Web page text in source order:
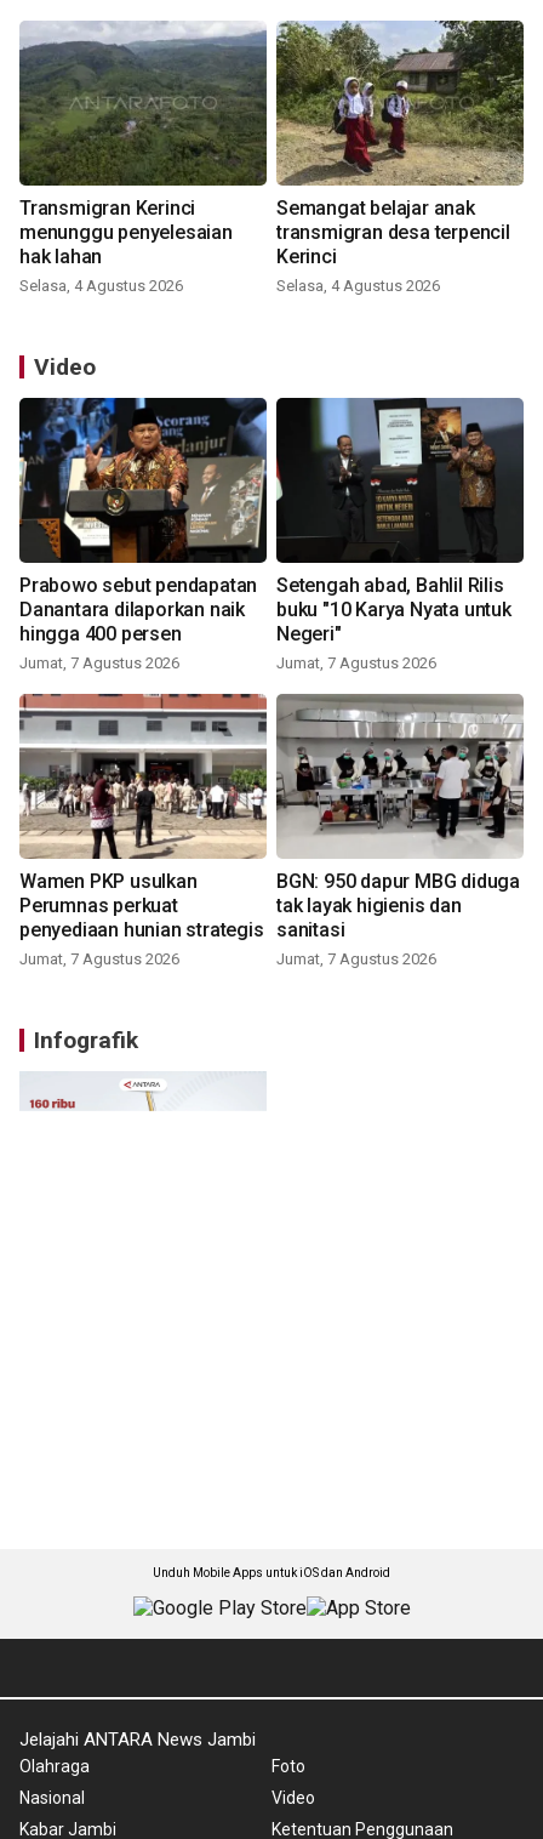
Transmigran Kerinci
menunggu penyelesaian
hak lahan
Selasa, 4 Agustus 2026
Semangat belajar anak
transmigran desa terpencil
Kerinci
Selasa, 4 Agustus 2026
Video
Prabowo sebut pendapatan
Danantara dilaporkan naik
hingga 400 persen
Jumat, 7 Agustus 2026
Setengah abad, Bahlil Rilis
buku "10 Karya Nyata untuk
Negeri"
Jumat, 7 Agustus 2026
Wamen PKP usulkan
Perumnas perkuat
penyediaan hunian strategis
Jumat, 7 Agustus 2026
BGN: 950 dapur MBG diduga
tak layak higienis dan
sanitasi
Jumat, 7 Agustus 2026
Infografik
Unduh Mobile Apps untuk iOS dan Android
Jelajahi ANTARA News Jambi
Olahraga
Nasional
Kabar Jambi
Foto
Video
Ketentuan Penggunaan